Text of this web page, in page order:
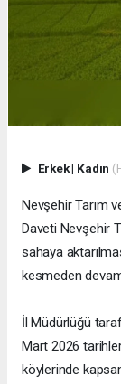
Erkek| Kadın
Nevşehir Tarım
Daveti Nevşehir
sahaya
kesmeden
İl Müdürlüğü
Mart 2026
köylerinde